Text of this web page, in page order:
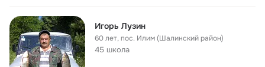
Игорь Лузин
60 лет,пос. Илим (Шалинский район)
45 школа